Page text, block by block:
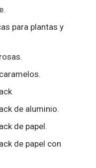
para plantas y
de aluminio.
de papel.
de papel con